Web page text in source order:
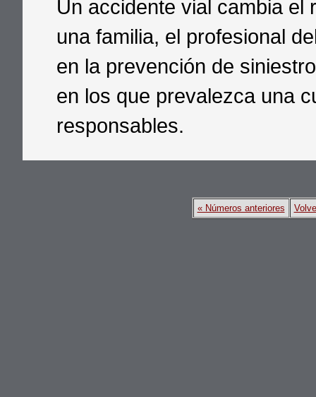
Un accidente vial cambia el
una familia, el profesional
en la prevención de
en los que prevalezca una
responsables.
« Números anteriores